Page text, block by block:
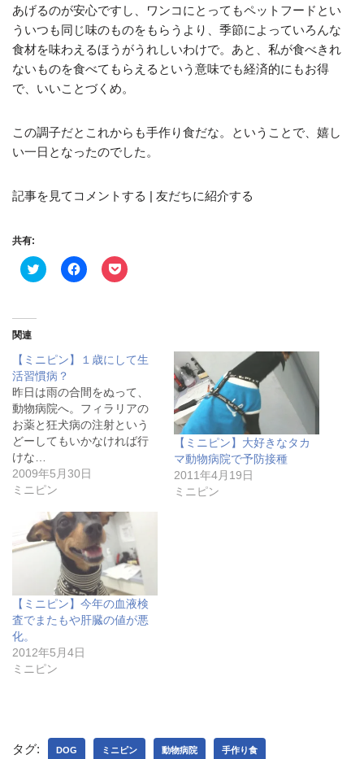
あげるのが安心ですし、ワンコにとってもペットフードとい
ういつも同じ味のものをもらうより、季節によっていろんな
食材を味わえるほうがうれしいわけで。あと、私が食べきれ
ないものを食べてもらえるという意味でも経済的にもお得
で、いいことづくめ。
この調子だとこれからも手作り食だな。ということで、嬉し
い一日となったのでした。
記事を見てコメントする | 友だちに紹介する
共有:
ク
リ
t
t
e
r
で
共
有
新
し
い
ウ
ィ
ン
ド
ウ
で
開
F
a
共
る
に
は
ク
リ
ッ
し
て
さ
い
(
新
し
い
ウ
ィ
ン
ド
ウ
で
き
ま
ク
リ
k
で
シ
ェ
ア
(
新
ド
ウ
で
開
き
ま
す
)
関連
【ミニピン】１歳にして生
活習慣病？
昨日は雨の合間をぬって、
動物病院へ。フィラリアの
お薬と狂犬病の注射という
どーしてもいかなければ行
けな…
2009年5月30日
ミニピン
【ミニピン】大好きなタカ
マ動物病院で予防接種
2011年4月19日
ミニピン
【ミニピン】今年の血液検
査でまたもや肝臓の値が悪
化。
2012年5月4日
ミニピン
タグ: DOG ミニピン 動物病院 手作り食